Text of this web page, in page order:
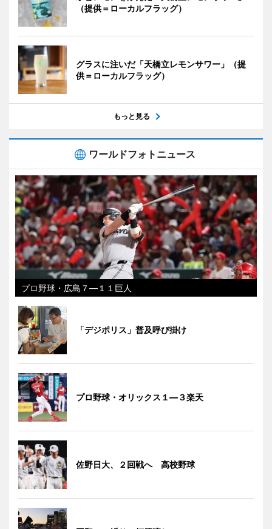
（提供＝ローカルフラッグ）
グラスに注いだ「天橋立レモンサワー」（提
供＝ローカルフラッグ）
もっと見る
ワールドフォトニュース
プロ野球・広島７―１１巨人
「デジポリス」普及呼び掛け
プロ野球・オリックス１―３楽天
佐野日大、２回戦へ 高校野球